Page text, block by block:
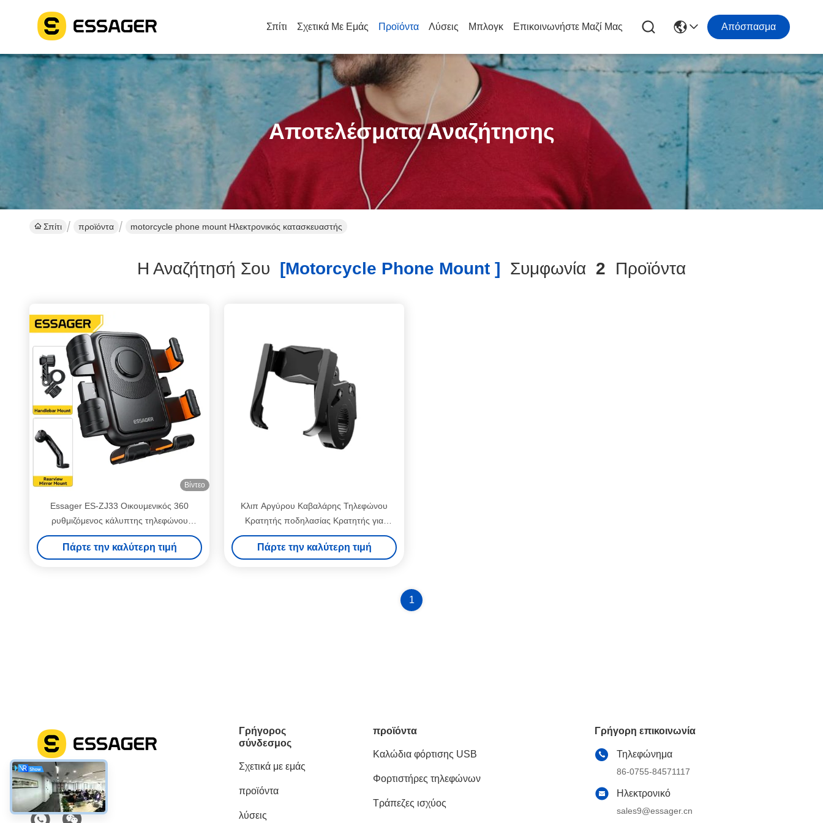
Σπίτι Σχετικά Με Εμάς Προϊόντα Λύσεις Μπλογκ Επικοινωνήστε Μαζί Μας Απόσπασμα
Αποτελέσματα Αναζήτησης
Σπίτι προϊόντα motorcycle phone mount Ηλεκτρονικός κατασκευαστής
Η Αναζήτησή Σου [motorcycle Phone Mount ] Συμφωνία 2 Προϊόντα
Βίντεο
Essager ES-ZJ33 Οικουμενικός 360
ρυθμιζόμενος κάλυπτης τηλεφώνου
ποδηλάτου ποδηλάτου μοτοσυκλέτας με
λαβή και καθρέφτη οπίσθιας θέσης
Πάρτε την καλύτερη τιμή
Κλιπ Αργύρου Καβαλάρης Τηλεφώνου
Κρατητής ποδηλασίας Κρατητής για
ποδήλατο / μοτοσυκλέτα
Πάρτε την καλύτερη τιμή
1
Κοινωνικά Μέσα
Γρήγορος
σύνδεσμος
Σχετικά με εμάς
προϊόντα
λύσεις
προϊόντα
Καλώδια φόρτισης USB
Φορτιστήρες τηλεφώνων
Τράπεζες ισχύος
Γρήγορη επικοινωνία
Τηλεφώνημα
86-0755-84571117
Ηλεκτρονικό
sales9@essager.cn